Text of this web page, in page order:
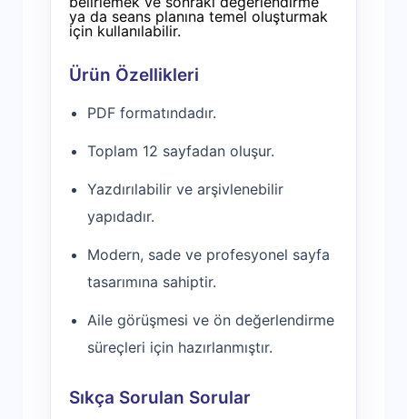
ya da seans planına temel oluşturmak
için kullanılabilir.
Ürün Özellikleri
PDF formatındadır.
Toplam 12 sayfadan oluşur.
Yazdırılabilir ve arşivlenebilir
yapıdadır.
Modern, sade ve profesyonel sayfa
tasarımına sahiptir.
Aile görüşmesi ve ön değerlendirme
süreçleri için hazırlanmıştır.
Sıkça Sorulan Sorular